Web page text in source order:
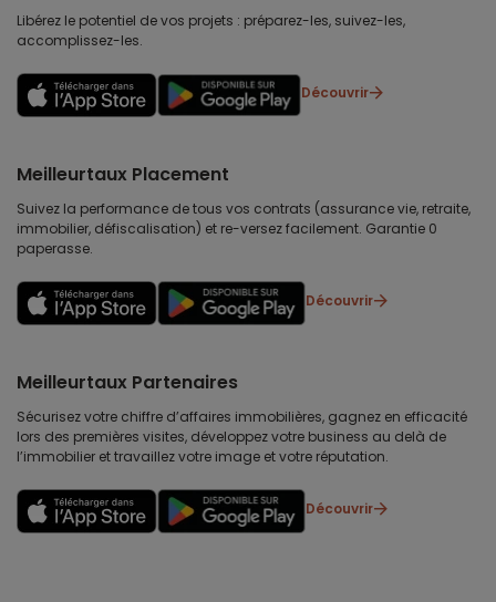
Libérez le potentiel de vos projets : préparez-les, suivez-les,
accomplissez-les.
Découvrir
Meilleurtaux Placement
Suivez la performance de tous vos contrats (assurance vie, retraite,
immobilier, défiscalisation) et re-versez facilement. Garantie 0
paperasse.
Découvrir
Meilleurtaux Partenaires
Sécurisez votre chiffre d’affaires immobilières, gagnez en efficacité
lors des premières visites, développez votre business au delà de
l’immobilier et travaillez votre image et votre réputation.
Découvrir